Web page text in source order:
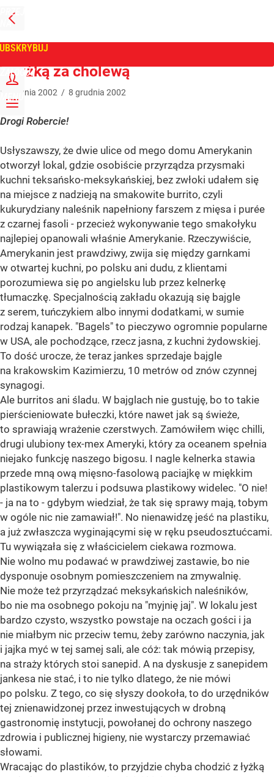
PRZEJDŹ
NA
GŁÓWNĄ
ZALOGUJ
MENU
Tygodnik Wprost
Z łyżką za cholewą
8 grudnia 2002 / 8 grudnia 2002
Drogi Robercie!
Usłyszawszy, że dwie ulice od mego domu Amerykanin
otworzył lokal, gdzie osobiście przyrządza przysmaki
kuchni teksańsko-meksykańskiej, bez zwłoki udałem się
na miejsce z nadzieją na smakowite burrito, czyli
kukurydziany naleśnik napełniony farszem z mięsa i purée
z czarnej fasoli - przecież wykonywanie tego smakołyku
najlepiej opanowali właśnie Amerykanie. Rzeczywiście,
Amerykanin jest prawdziwy, zwija się między garnkami
w otwartej kuchni, po polsku ani dudu, z klientami
porozumiewa się po angielsku lub przez kelnerkę
tłumaczkę. Specjalnością zakładu okazują się bajgle
z serem, tuńczykiem albo innymi dodatkami, w sumie
rodzaj kanapek. "Bagels" to pieczywo ogromnie popularne
w USA, ale pochodzące, rzecz jasna, z kuchni żydowskiej.
To dość urocze, że teraz jankes sprzedaje bajgle
na krakowskim Kazimierzu, 10 metrów od znów czynnej
synagogi.
Ale burritos ani śladu. W bajglach nie gustuję, bo to takie
pierścieniowate bułeczki, które nawet jak są świeże,
to sprawiają wrażenie czerstwych. Zamówiłem więc chilli,
drugi ulubiony tex-mex Ameryki, który za oceanem spełnia
niejako funkcję naszego bigosu. I nagle kelnerka stawia
przede mną ową mięsno-fasolową paciajkę w miękkim
plastikowym talerzu i podsuwa plastikowy widelec. "O nie!
- ja na to - gdybym wiedział, że tak się sprawy mają, tobym
w ogóle nic nie zamawiał!". No nienawidzę jeść na plastiku,
a już zwłaszcza wyginającymi się w ręku pseudosztućcami.
Tu wywiązała się z właścicielem ciekawa rozmowa.
Nie wolno mu podawać w prawdziwej zastawie, bo nie
dysponuje osobnym pomieszczeniem na zmywalnię.
Nie może też przyrządzać meksykańskich naleśników,
bo nie ma osobnego pokoju na "myjnię jaj". W lokalu jest
bardzo czysto, wszystko powstaje na oczach gości i ja
nie miałbym nic przeciw temu, żeby zarówno naczynia, jak
i jajka myć w tej samej sali, ale cóż: tak mówią przepisy,
na straży których stoi sanepid. A na dyskusje z sanepidem
jankesa nie stać, i to nie tylko dlatego, że nie mówi
po polsku. Z tego, co się słyszy dookoła, to do urzędników
tej znienawidzonej przez inwestujących w drobną
gastronomię instytucji, powołanej do ochrony naszego
zdrowia i publicznej higieny, nie wystarczy przemawiać
słowami.
Wracając do plastików, to przyjdzie chyba chodzić z łyżką